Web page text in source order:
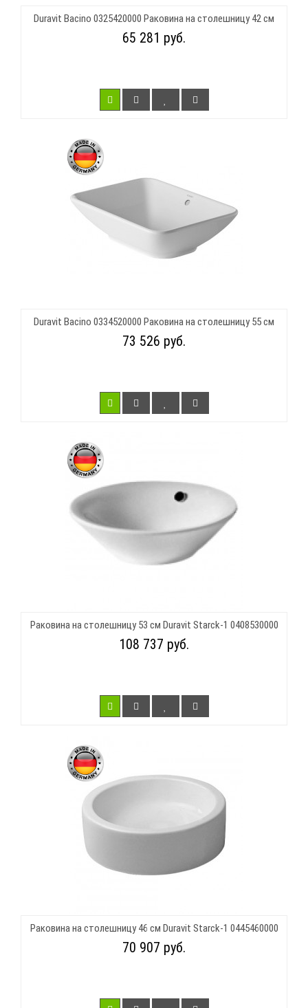
Duravit Bacino 0325420000 Раковина на столешницу 42 см
65 281 руб.
Duravit Bacino 0334520000 Раковина на столешницу 55 см
73 526 руб.
Раковина на столешницу 53 см Duravit Starck-1 0408530000
108 737 руб.
Раковина на столешницу 46 см Duravit Starck-1 0445460000
70 907 руб.